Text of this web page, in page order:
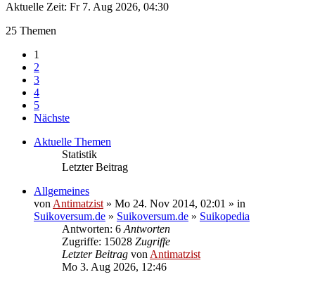
Aktuelle Zeit: Fr 7. Aug 2026, 04:30
25 Themen
1
2
3
4
5
Nächste
Aktuelle Themen
Statistik
Letzter Beitrag
Allgemeines
vonAntimatzist» Mo 24. Nov 2014, 02:01 » in
Suikoversum.de » Suikoversum.de » Suikopedia
Antworten: 6Antworten
Zugriffe: 15028 Zugriffe
Letzter Beitrag vonAntimatzist
Mo 3. Aug 2026, 12:46